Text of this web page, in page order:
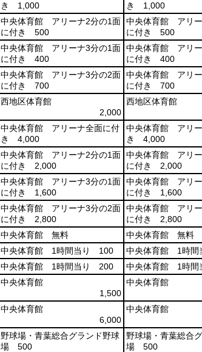
き 1,000
き 1,000
中央体育館 アリーナ2分の1面
に付き 500
中央体育館 アリ
に付き 500
中央体育館 アリーナ3分の1面
に付き 400
中央体育館 アリ
に付き 400
中央体育館 アリーナ3分の2面
に付き 700
中央体育館 アリ
に付き 700
西地区体育館
2,000
西地区体育館
中央体育館 アリーナ全面に付
き 4,000
中央体育館 アリ
き 4,000
中央体育館 アリーナ2分の1面
に付き 2,000
中央体育館 アリ
に付き 2,000
中央体育館 アリーナ3分の1面
に付き 1,600
中央体育館 アリ
に付き 1,600
中央体育館 アリーナ3分の2面
に付き 2,800
中央体育館 アリ
に付き 2,800
中央体育館 無料 中央体育館 無料
中央体育館 1時間当り 100 中央体育館 1時
中央体育館 1時間当り 200 中央体育館 1時
中央体育館
1,500
中央体育館
中央体育館
6,000
中央体育館
野球場・青葉総合グランド野球
場 500
野球場・青葉総合
場 500